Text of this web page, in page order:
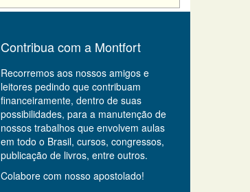
Contribua com a Montfort
Recorremos aos nossos amigos e
leitores pedindo que contribuam
financeiramente, dentro de suas
possibilidades, para a manutenção de
nossos trabalhos que envolvem aulas
em todo o Brasil, cursos, congressos,
publicação de livros, entre outros.
Colabore com nosso apostolado!